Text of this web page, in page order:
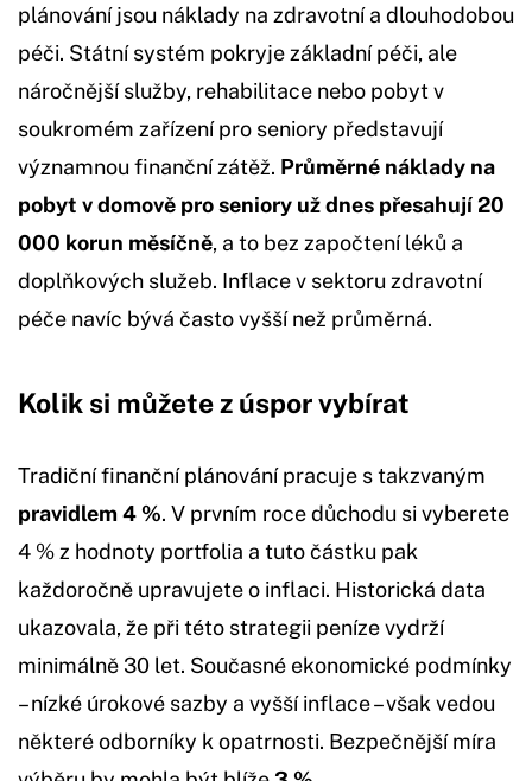
plánování jsou náklady na zdravotní a dlouhodobou
péči. Státní systém pokryje základní péči, ale
náročnější služby, rehabilitace nebo pobyt v
soukromém zařízení pro seniory představují
významnou finanční zátěž. Průměrné náklady na
pobyt v domově pro seniory už dnes přesahují 20
000 korun měsíčně, a to bez započtení léků a
doplňkových služeb. Inflace v sektoru zdravotní
péče navíc bývá často vyšší než průměrná.
Kolik si můžete z úspor vybírat
Tradiční finanční plánování pracuje s takzvaným
pravidlem 4 %. V prvním roce důchodu si vyberete
4 % z hodnoty portfolia a tuto částku pak
každoročně upravujete o inflaci. Historická data
ukazovala, že při této strategii peníze vydrží
minimálně 30 let. Současné ekonomické podmínky
– nízké úrokové sazby a vyšší inflace – však vedou
některé odborníky k opatrnosti. Bezpečnější míra